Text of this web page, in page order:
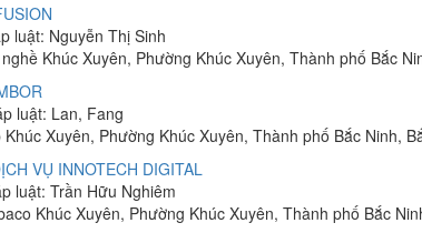
luật: Nguyễn Thị Sinh
Khúc Xuyên, Phường Khúc Xuyên, Thành phố Bắc
luật: Lan, Fang
Xuyên, Phường Khúc Xuyên, Thành phố Bắc Ninh,
VỤ INNOTECH DIGITAL
luật: Trần Hữu Nghiêm
Khúc Xuyên, Phường Khúc Xuyên, Thành phố Bắc